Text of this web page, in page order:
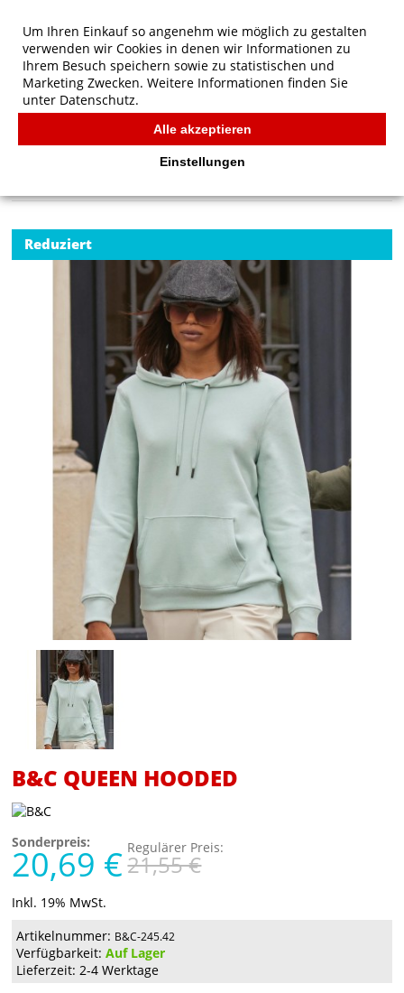
B&C QUEEN Hooded
Reduziert
B&C QUEEN HOODED
Sonderpreis:
20,69 € Regulärer Preis:
21,55 €
Inkl. 19% MwSt.
Artikelnummer: B&C-245.42
Verfügbarkeit:Auf Lager
Lieferzeit: 2-4 Werktage
Um Ihren Einkauf so angenehm wie möglich zu gestalten
verwenden wir Cookies in denen wir Informationen zu
Ihrem Besuch speichern sowie zu statistischen und
Marketing Zwecken. Weitere Informationen finden Sie
unter Datenschutz.
Alle akzeptieren
Einstellungen